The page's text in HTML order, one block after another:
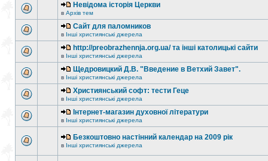
Невідома історія Церкви
в Архів тем
Сайт для паломников
в Інші християнські джерела
http://preobrazhennja.org.ua/ та інші католицькі сайти
в Інші християнські джерела
Щедровицкий Д.В. "Введение в Ветхий Завет".
в Інші християнські джерела
Християнський софт: тести Геце
в Інші християнські джерела
Інтернет-магазин духовної літератури
в Інші християнські джерела
Безкоштовно настінний календар на 2009 рік
в Інші християнські джерела